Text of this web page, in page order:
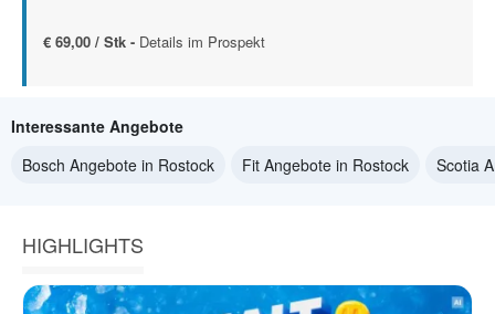
€ 69,00 / Stk - Details im Prospekt
Interessante Angebote
Bosch Angebote in Rostock
Fit Angebote in Rostock Scotia
HIGHLIGHTS